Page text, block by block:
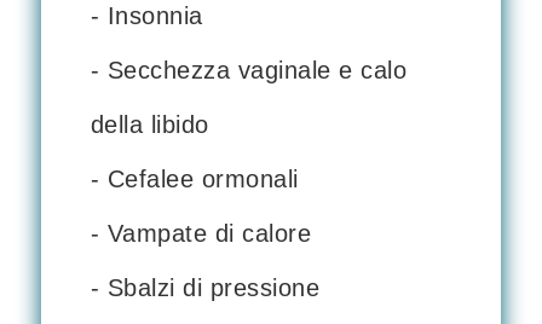
- Insonnia
- Secchezza vaginale e calo
della libido
- Cefalee ormonali
- Vampate di calore
- Sbalzi di pressione